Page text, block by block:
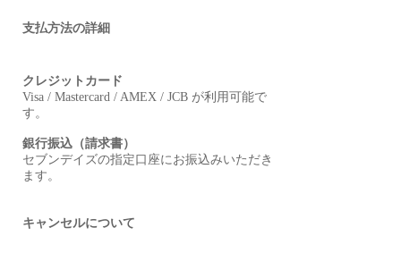
支払方法の詳細
クレジットカード
Visa / Mastercard / AMEX / JCB が利用可能で
す。
銀行振込（請求書）
セブンデイズの指定口座にお振込みいただき
ます。
キャンセルについて